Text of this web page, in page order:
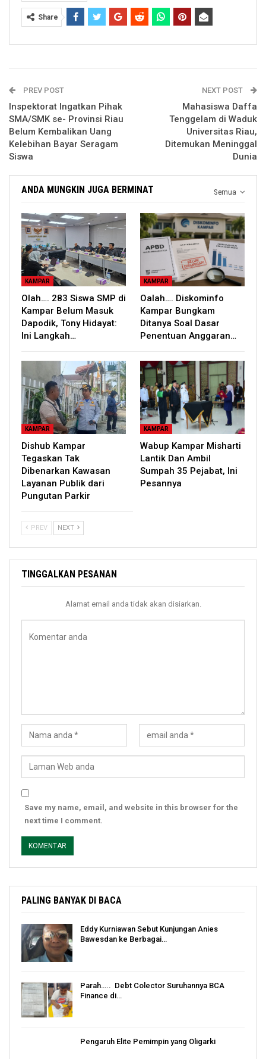
Share
PREV POST
Inspektorat Ingatkan Pihak
SMA/SMK se- Provinsi Riau
Belum Kembalikan Uang
Kelebihan Bayar Seragam
Siswa
NEXT POST
Mahasiswa Daffa
Tenggelam di Waduk
Universitas Riau,
Ditemukan Meninggal
Dunia
Semua
ANDA MUNGKIN JUGA BERMINAT
KAMPAR
Olah…. 283 Siswa SMP di
Kampar Belum Masuk
Dapodik, Tony Hidayat:
Ini Langkah…
KAMPAR
Oalah…. Diskominfo
Kampar Bungkam
Ditanya Soal Dasar
Penentuan Anggaran…
KAMPAR
Dishub Kampar
Tegaskan Tak
Dibenarkan Kawasan
Layanan Publik dari
Pungutan Parkir
KAMPAR
Wabup Kampar Misharti
Lantik Dan Ambil
Sumpah 35 Pejabat, Ini
Pesannya
PREV NEXT
TINGGALKAN PESANAN
Alamat email anda tidak akan disiarkan.
Save my name, email, and website in this browser for the
next time I comment.
PALING BANYAK DI BACA
Eddy Kurniawan Sebut Kunjungan Anies
Bawesdan ke Berbagai…
Parah….. Debt Colector Suruhannya BCA
Finance di…
Pengaruh Elite Pemimpin yang Oligarki